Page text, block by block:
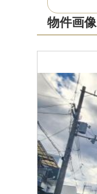
物件画像